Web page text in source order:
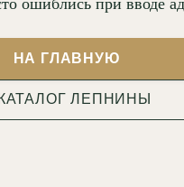
ошиблись при вводе
НА ГЛАВНУЮ
ЛЕПНИНЫ